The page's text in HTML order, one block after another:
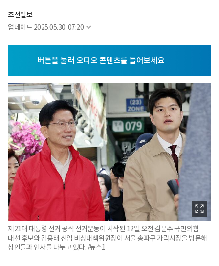
조선일보
업데이트 2025.05.30. 07:20
제21대 대통령 선거 공식 선거운동이 시작된 12일 오전 김문수 국민의힘
대선 후보와 김용태 신임 비상대책위원장이 서울 송파구 가락시장을 방문해
상인들과 인사를 나누고 있다. /뉴스1